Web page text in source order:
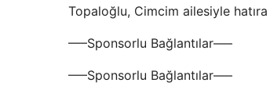
Topaloğlu, Cimcim ailesiyle
—–Sponsorlu Bağlantılar—–
—–Sponsorlu Bağlantılar—–